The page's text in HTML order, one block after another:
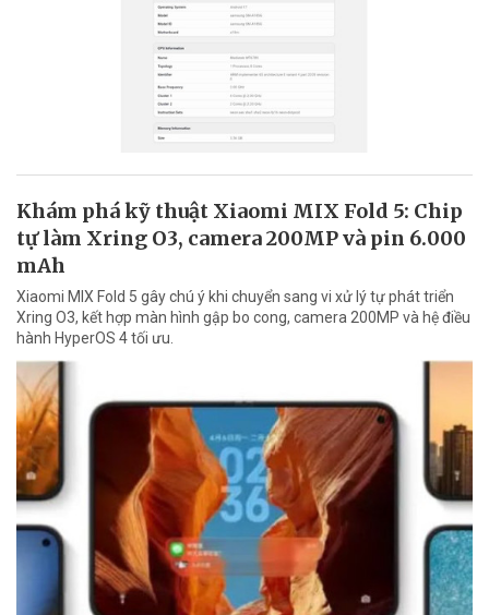
Khám phá kỹ thuật Xiaomi MIX Fold 5: Chip
tự làm Xring O3, camera 200MP và pin 6.000
mAh
Xiaomi MIX Fold 5 gây chú ý khi chuyển sang vi xử lý tự phát triển
Xring O3, kết hợp màn hình gập bo cong, camera 200MP và hệ điều
hành HyperOS 4 tối ưu.